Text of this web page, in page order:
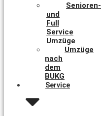
Senioren-
und
Full
Service
Umzüge
Umzüge
nach
dem
BUKG
Service